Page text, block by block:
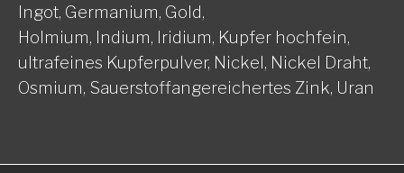
Ingot, Germanium, Gold,
Holmium, Indium, Iridium, Kupfer hochfein,
ultrafeines Kupferpulver, Nickel, Nickel Draht,
Osmium, Sauerstoffangereichertes Zink, Uran